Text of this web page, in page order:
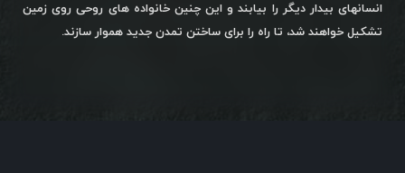
انسانهای بیدار دیگر را بیابند و این چنین خانواده های روحی روی زمین
تشکیل خواهند شد، تا راه را برای ساختن تمدن جدید هموار سازند.